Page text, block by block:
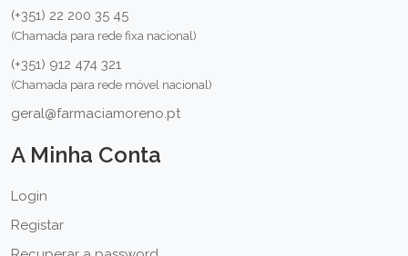
(+351) 22 200 35 45
(Chamada para rede fixa nacional)
(+351) 912 474 321
(Chamada para rede móvel nacional)
geral@farmaciamoreno.pt
A Minha Conta
Login
Registar